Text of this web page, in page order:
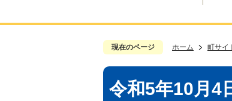
現在のページ ホーム 町サイ
令和5年10月4